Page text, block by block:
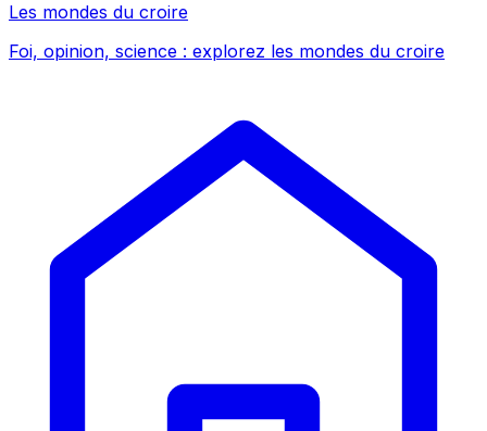
Les mondes du croire
Foi, opinion, science : explorez les mondes du croire